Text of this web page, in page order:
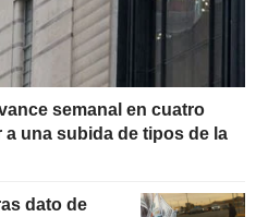
semanal en cuatro
a una subida de tipos de la
dato de